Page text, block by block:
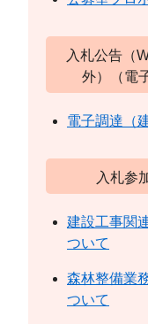
入札公告（
外）（電
電子調達（
入札参
建設工事関
ついて
森林整備業
ついて